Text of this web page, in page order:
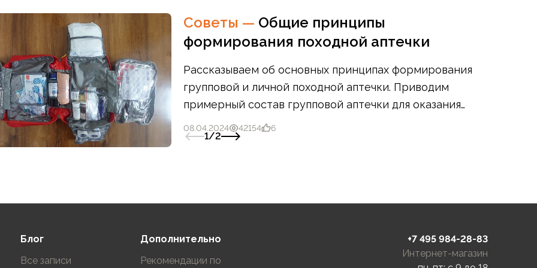
Советы — Общие принципы
формирования походной аптечки
Рассказываем об основных принципах формирования
групповой и личной походной аптечки. Приводим
примерный состав групповой аптечки для оказания
первой медицинской помощи в походе.
08.04.2024 42154 6
1/2
Блог
Все записи
Дополнительно
Рекомендации по
+7 495 984-28-83
Интернет-магазин